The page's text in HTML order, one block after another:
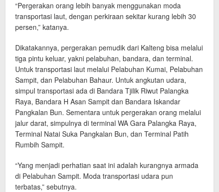
“Pergerakan orang lebih banyak menggunakan moda
transportasi laut, dengan perkiraan sekitar kurang lebih 30
persen,” katanya.
Dikatakannya, pergerakan pemudik dari Kalteng bisa melalui
tiga pintu keluar, yakni pelabuhan, bandara, dan terminal.
Untuk transportasi laut melalui Pelabuhan Kumai, Pelabuhan
Sampit, dan Pelabuhan Bahaur. Untuk angkutan udara,
simpul transportasi ada di Bandara Tjilik Riwut Palangka
Raya, Bandara H Asan Sampit dan Bandara Iskandar
Pangkalan Bun. Sementara untuk pergerakan orang melalui
jalur darat, simpulnya di terminal WA Gara Palangka Raya,
Terminal Natai Suka Pangkalan Bun, dan Terminal Patih
Rumbih Sampit.
“Yang menjadi perhatian saat ini adalah kurangnya armada
di Pelabuhan Sampit. Moda transportasi udara pun
terbatas,” sebutnya.